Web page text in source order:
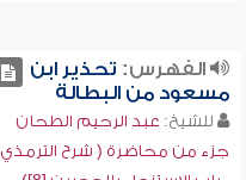
الفهرس: تحذير ابن
مسعود من البطالة
للشيخ: عبد الرحيم الطحان
جزء من محاضرة ( شرح الترمذي